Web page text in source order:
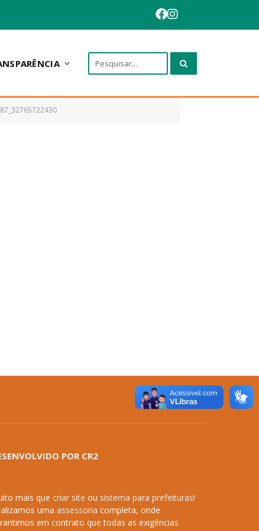
POR CR2
mais que criar site ou sistema para prefeituras!
uma assessoria completa, onde
em contrato que todas as exigências